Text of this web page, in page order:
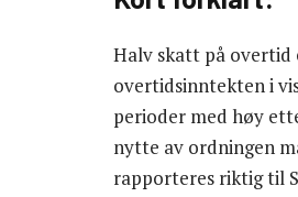
Halv skatt på overtid
overtidsinntekten i
perioder med høy
nytte av ordningen
rapporteres riktig til